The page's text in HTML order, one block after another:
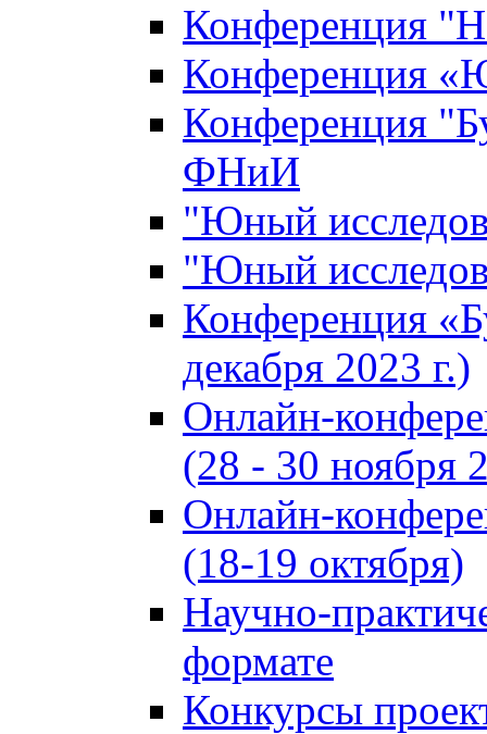
Конференция
Конференция
Конференция
ФНиИ
"Юный
"Юный
Конференция
декабря 2023 г.)
Онлайн-
(28 - 30 ноября
Онлайн-
(18-19 октября)
Научно-
формате
Конкурсы